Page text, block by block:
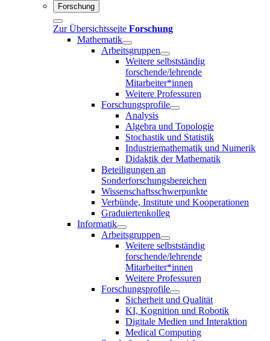
Forschung
Zur Übersichtsseite Forschung
Mathematik
Arbeitsgruppen
Weitere selbstständig
forschende/lehrende
Mitarbeiter*innen
Weitere Professuren
Forschungsprofile
Analysis
Algebra und Topologie
Stochastik und Statistik
Industriemathematik und Numerik
Didaktik der Mathematik
Beteiligungen an
Sonderforschungsbereichen
Wissenschaftsschwerpunkte
Verbünde, Institute und Kooperationen
Graduiertenkolleg
Informatik
Arbeitsgruppen
Weitere selbstständig
forschende/lehrende
Mitarbeiter*innen
Weitere Professuren
Forschungsprofile
Sicherheit und Qualität
KI, Kognition und Robotik
Digitale Medien und Interaktion
Medical Computing